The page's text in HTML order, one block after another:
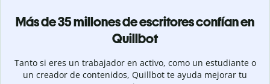
Más de 35 millones de escritores confían en
Quillbot
Tanto si eres un trabajador en activo, como un estudiante o
un creador de contenidos, Quillbot te ayuda mejorar tu